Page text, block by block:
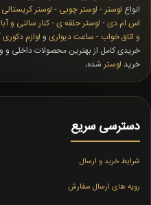
انواع لوستر - لوستر چوبی - لوستر کریستالی
اس ام دی- لوستر حلقه ی-کنار سالنی و
و اتاق خواب - ساعت دیواری و لوازم دکوری
خریدی کامل از بهترین محصولات داخلی و
خرید لوستر شده،
دسترسی سریع
شرایط خرید و ارسال
رویه های ارسال سفارش